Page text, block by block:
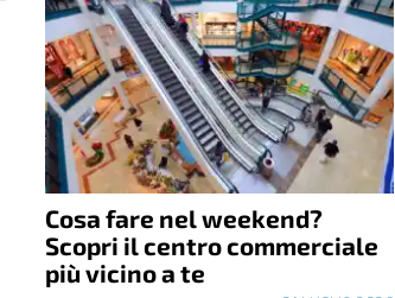
Cosa fare nel weekend?
Scopri il centro commerciale
più vicino a te